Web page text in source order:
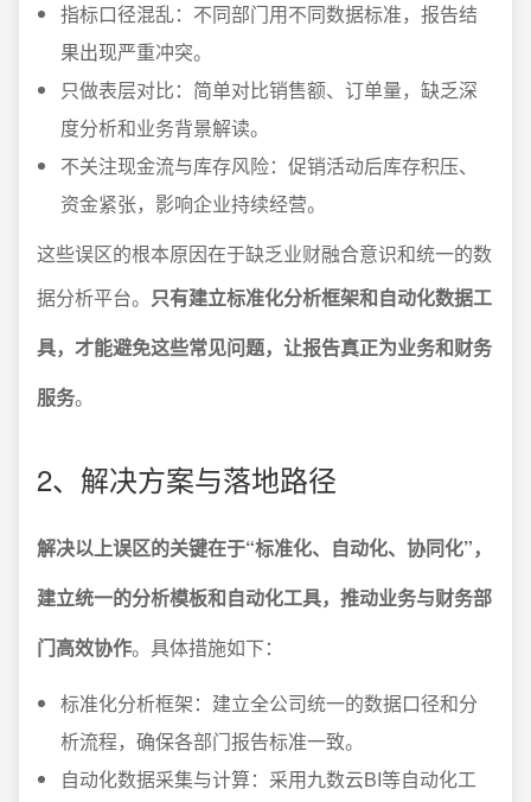
指标口径混乱：不同部门用不同数据标准，报告结
果出现严重冲突。
只做表层对比：简单对比销售额、订单量，缺乏深
度分析和业务背景解读。
不关注现金流与库存风险：促销活动后库存积压、
资金紧张，影响企业持续经营。
这些误区的根本原因在于缺乏业财融合意识和统一的数
据分析平台。 只有建立标准化分析框架和自动化数据工
具，才能避免这些常见问题，让报告真正为业务和财务
服务。
2、解决方案与落地路径
解决以上误区的关键在于“标准化、自动化、协同化”，
建立统一的分析模板和自动化工具，推动业务与财务部
门高效协作。具体措施如下：
标准化分析框架：建立全公司统一的数据口径和分
析流程，确保各部门报告标准一致。
自动化数据采集与计算：采用九数云BI等自动化工